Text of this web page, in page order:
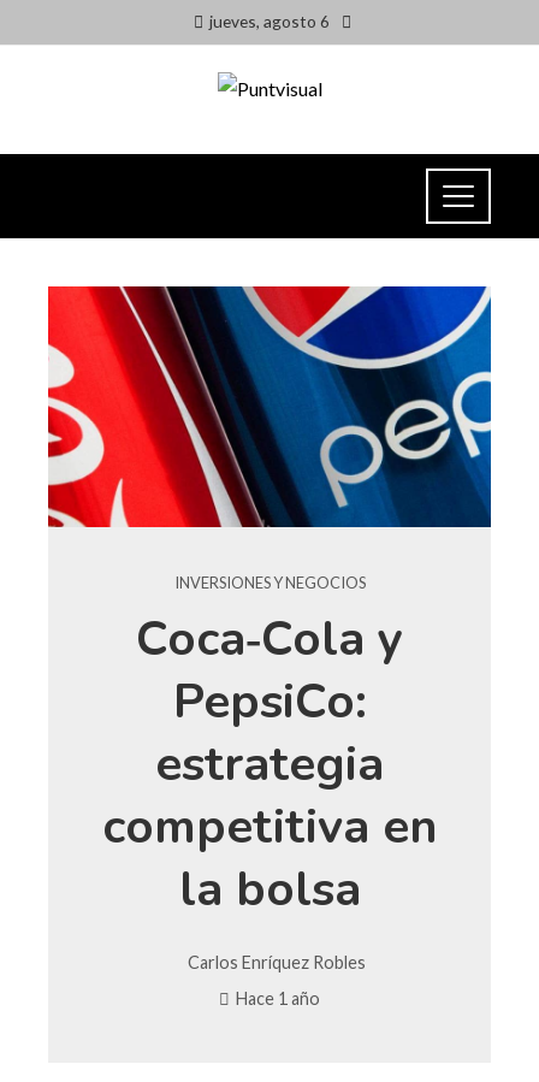
jueves, agosto 6
INVERSIONES Y NEGOCIOS
Coca‑Cola y
PepsiCo:
estrategia
competitiva en
la bolsa
Carlos Enríquez Robles
Hace 1 año